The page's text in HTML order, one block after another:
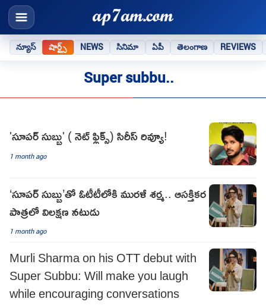
న్యూస్ షార్ట్స్ NEWS సినిమా ఏపీ తెలంగాణ REVIEWS
Super subbu..
'సూపర్ సుబ్బు' ( నెట్ ఫ్లిక్స్) సిరీస్ రివ్యూ!
1 month ago
‘సూపర్ సుబ్బు’తో ఓటీటీలోకి మురళీ శర్మ.. ఆసక్తికర
పాత్రలో విలక్షణ నటుడు
1 month ago
Murli Sharma on his OTT debut with
Super Subbu: Will make you laugh
while encouraging conversations